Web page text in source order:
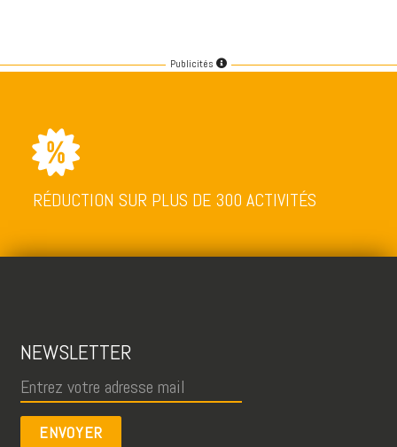
Publicités
RÉDUCTION SUR PLUS DE 300 ACTIVITÉS
NEWSLETTER
ENVOYER